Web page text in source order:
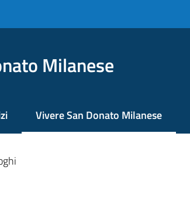
Milanese
Vivere San Donato Milanese
Menu selezionato